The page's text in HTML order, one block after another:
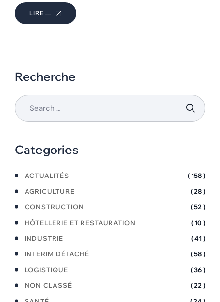
LIRE ...
Recherche
Categories
ACTUALITÉS
( 158 )
AGRICULTURE
( 28 )
CONSTRUCTION
( 52 )
HÔTELLERIE ET RESTAURATION
( 10 )
INDUSTRIE
( 41 )
INTERIM DÉTACHÉ
( 58 )
LOGISTIQUE
( 36 )
NON CLASSÉ
( 22 )